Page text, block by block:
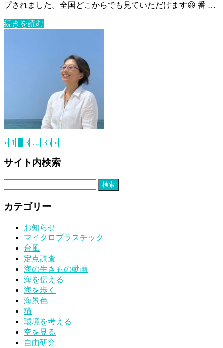
プされました。全国どこからでも見ていただけます😆 番 …
続きを読む
« 1 3 … 35 »
サイト内検索
カテゴリー
お知らせ
マイクロプラスチック
台風
定点調査
海の生きもの動画
海を伝える
海を歩く
海景色
猫
環境を考える
空を見る
自由研究